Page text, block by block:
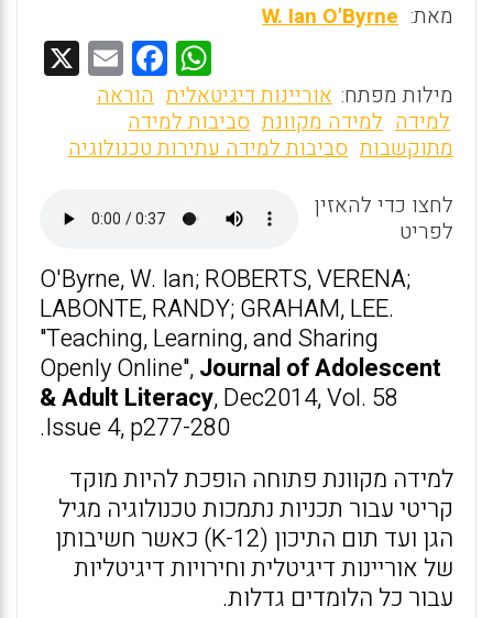
מאת: W. Ian O'Byrne
W
h
at
s
A
p
p
F
a
ce
b
o
o
k
E
m
l
מילות מפתח: אוריינות דיגיטאלית הוראה
למידה למידה מקוונת סביבות למידה
מתוקשבות סביבות למידה עתירות טכנולוגיה
לחצו כדי להאזין
לפריט
O'Byrne, W. Ian; ROBERTS, VERENA;
LABONTE, RANDY; GRAHAM, LEE.
"Teaching, Learning, and Sharing
Openly Online",Journal of Adolescent
& Adult Literacy, Dec2014, Vol. 58
Issue 4, p277-280.
למידה מקוונת פתוחה הופכת להיות מוקד
קריטי עבור תכניות נתמכות טכנולוגיה מגיל
הגן ועד תום התיכון (K-12) כאשר חשיבותן
של אוריינות דיגיטלית וחירויות דיגיטליות
עבור כל הלומדים גדלות.